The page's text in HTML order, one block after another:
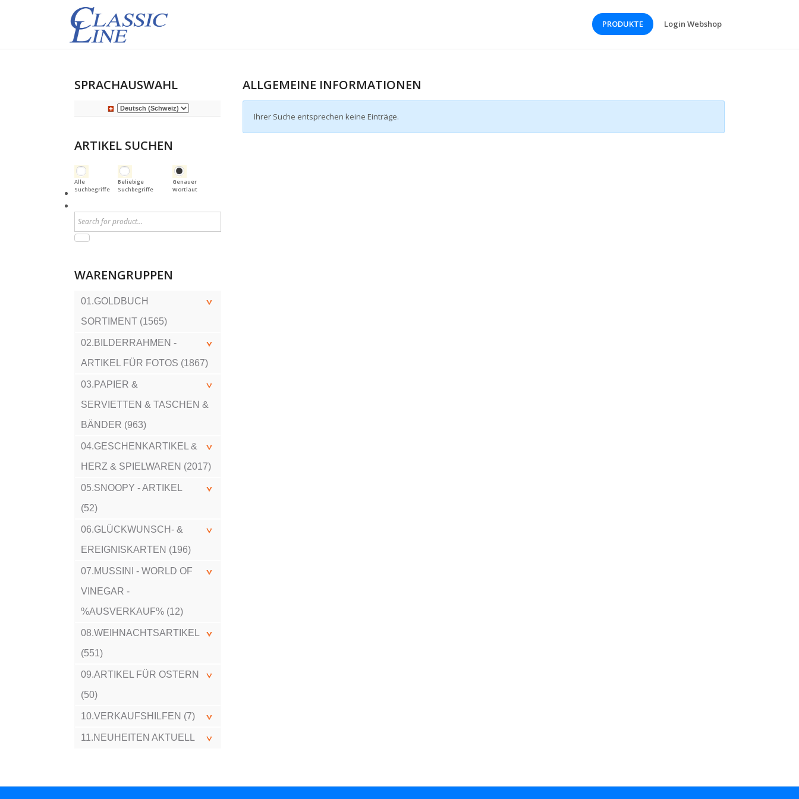
PRODUKTE Login Webshop
SPRACHAUSWAHL
ARTIKEL SUCHEN
Alle
Suchbegriffe
Beliebige
Suchbegriffe
Genauer
Wortlaut
WARENGRUPPEN
01.GOLDBUCH
SORTIMENT (1565)
02.BILDERRAHMEN -
ARTIKEL FÜR FOTOS (1867)
03.PAPIER &
SERVIETTEN & TASCHEN &
BÄNDER (963)
04.GESCHENKARTIKEL &
HERZ & SPIELWAREN (2017)
05.SNOOPY - ARTIKEL
(52)
06.GLÜCKWUNSCH- &
EREIGNISKARTEN (196)
07.MUSSINI - WORLD OF
VINEGAR -
%AUSVERKAUF% (12)
08.WEIHNACHTSARTIKEL
(551)
09.ARTIKEL FÜR OSTERN
(50)
10.VERKAUFSHILFEN (7)
11.NEUHEITEN AKTUELL
ALLGEMEINE INFORMATIONEN
Ihrer Suche entsprechen keine Einträge.